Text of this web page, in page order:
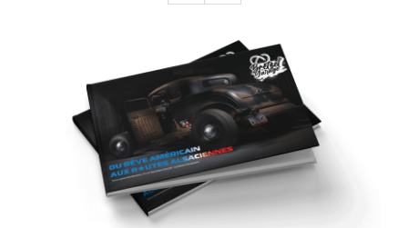
Bretzel Garage Tome 2 – Spécial
véhicules américains